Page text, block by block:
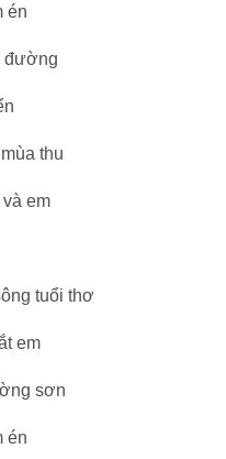
én
đường
thu
em
tuổi thơ
em
sơn
én